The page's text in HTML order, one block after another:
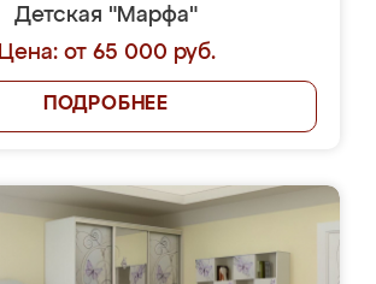
Детская "Марфа"
Цена: от 65 000 руб.
ПОДРОБНЕЕ